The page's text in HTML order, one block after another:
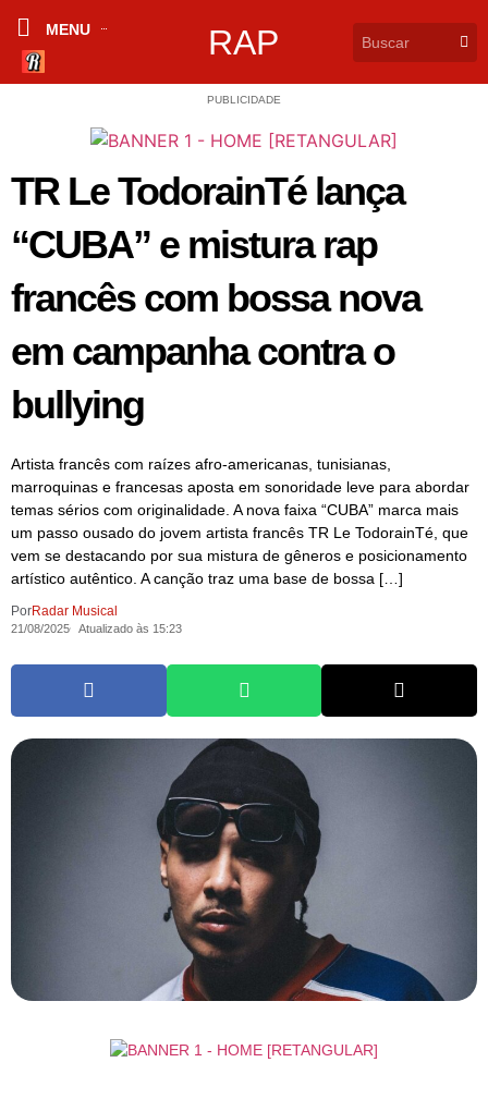
MENU RAP
PUBLICIDADE
TR Le TodorainTé lança
“CUBA” e mistura rap
francês com bossa nova
em campanha contra o
bullying
Artista francês com raízes afro-americanas, tunisianas,
marroquinas e francesas aposta em sonoridade leve para abordar
temas sérios com originalidade. A nova faixa “CUBA” marca mais
um passo ousado do jovem artista francês TR Le TodorainTé, que
vem se destacando por sua mistura de gêneros e posicionamento
artístico autêntico. A canção traz uma base de bossa […]
PorRadar Musical
21/08/2025 Atualizado às 15:23